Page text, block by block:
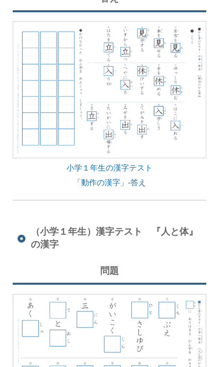
小学１年生の漢字テスト
「動作の漢字」-答え
（小学１年生）漢字テスト 『人と体』
の漢字
問題